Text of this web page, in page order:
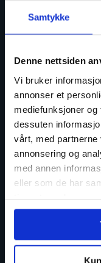
Samtykke
Denne nettsiden
Vi bruker
annonser et
mediefunksjoner
dessuten
vårt, med partnerne
annonsering og
med annen
eller som de har
51 46 16 00
Jærveien 1250,
Artikler
Boligøkonomi
Inspirasjon